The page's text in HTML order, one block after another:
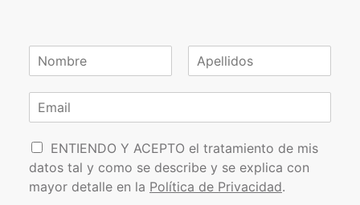
*
o
b
e
p
l
o
s
r
e
e
P
o
í
ENTIENDO Y ACEPTO el tratamiento de mis
datos tal y como se describe y se explica con
mayor detalle en la Política de Privacidad.